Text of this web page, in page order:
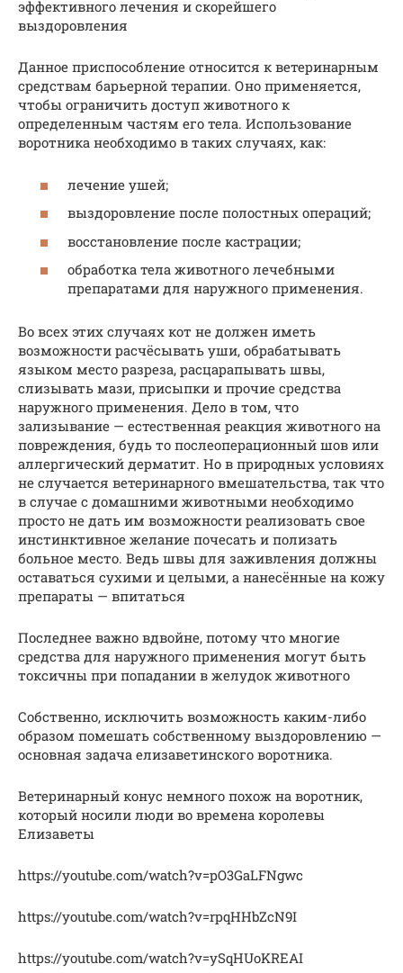
эффективного лечения и скорейшего
выздоровления
Данное приспособление относится к ветеринарным
средствам барьерной терапии. Оно применяется,
чтобы ограничить доступ животного к
определенным частям его тела. Использование
воротника необходимо в таких случаях, как:
лечение ушей;
выздоровление после полостных операций;
восстановление после кастрации;
обработка тела животного лечебными
препаратами для наружного применения.
Во всех этих случаях кот не должен иметь
возможности расчёсывать уши, обрабатывать
языком место разреза, расцарапывать швы,
слизывать мази, присыпки и прочие средства
наружного применения. Дело в том, что
зализывание — естественная реакция животного на
повреждения, будь то послеоперационный шов или
аллергический дерматит. Но в природных условиях
не случается ветеринарного вмешательства, так что
в случае с домашними животными необходимо
просто не дать им возможности реализовать свое
инстинктивное желание почесать и полизать
больное место. Ведь швы для заживления должны
оставаться сухими и целыми, а нанесённые на кожу
препараты — впитаться
Последнее важно вдвойне, потому что многие
средства для наружного применения могут быть
токсичны при попадании в желудок животного
Собственно, исключить возможность каким-либо
образом помешать собственному выздоровлению —
основная задача елизаветинского воротника.
Ветеринарный конус немного похож на воротник,
который носили люди во времена королевы
Елизаветы
https://youtube.com/watch?v=pO3GaLFNgwc
https://youtube.com/watch?v=rpqHHbZcN9I
https://youtube.com/watch?v=ySqHUoKREAI